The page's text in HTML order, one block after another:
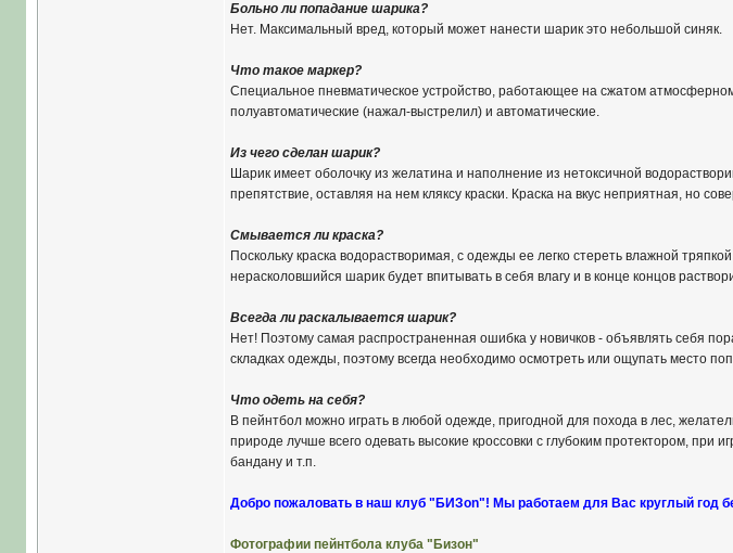
Больно ли попадание шарика?
Нет. Максимальный вред, который может нанести шарик это небольшой синяк.
Что такое маркер?
Специальное пневматическое устройство, работающее на сжатом
полуавтоматические (нажал-выстрелил) и автоматические.
Из чего сделан шарик?
Шарик имеет оболочку из желатина и наполнение из нетоксичной
препятствие, оставляя на нем кляксу краски. Краска на вкус неприятная, но
Смывается ли краска?
Поскольку краска водорастворимая, с одежды ее легко стереть влажной
нерасколовшийся шарик будет впитывать в себя влагу и в конце концов
Всегда ли раскалывается шарик?
Нет! Поэтому самая распространенная ошибка у новичков - объявлять себя
складках одежды, поэтому всегда необходимо осмотреть или ощупать место
Что одеть на себя?
В пейнтбол можно играть в любой одежде, пригодной для похода в лес,
природе лучше всего одевать высокие кроссовки с глубоким протектором, при
бандану и т.п.
Добро пожаловать в наш клуб "БИЗon"! Мы работаем для Вас круглый год
Фотографии пейнтбола клуба "Бизон"